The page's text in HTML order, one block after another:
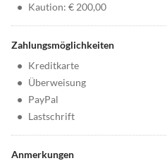
• Kaution: € 200,00
Zahlungsmöglichkeiten
• Kreditkarte
• Überweisung
• PayPal
• Lastschrift
Anmerkungen